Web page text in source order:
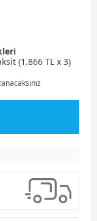
(1.866 TL x 3)